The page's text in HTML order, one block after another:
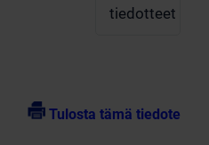
tiedotteet
Tulosta tämä tiedote